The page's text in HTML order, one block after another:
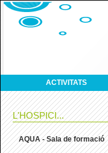
ACTIVITATS
L'HOSPICI...
AQUA - Sala de formació